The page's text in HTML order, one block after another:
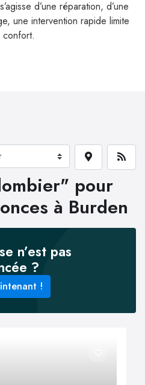
d’une réparation, d’une
une intervention rapide limite
pour
à Burden
n’est pas
?
!